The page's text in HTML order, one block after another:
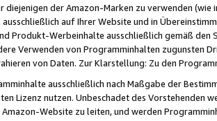
diejenigen der Amazon-Marken zu verwenden
auf Ihrer Website und in
Produkt-Werbeinhalte ausschließlich gemäß
Verwenden von Programminhalten zugunsten
von Daten. Zur Klarstellung: Zu den
ausschließlich nach Maßgabe der
Lizenz nutzen. Unbeschadet des Vorstehenden
Website zu leiten, und werden